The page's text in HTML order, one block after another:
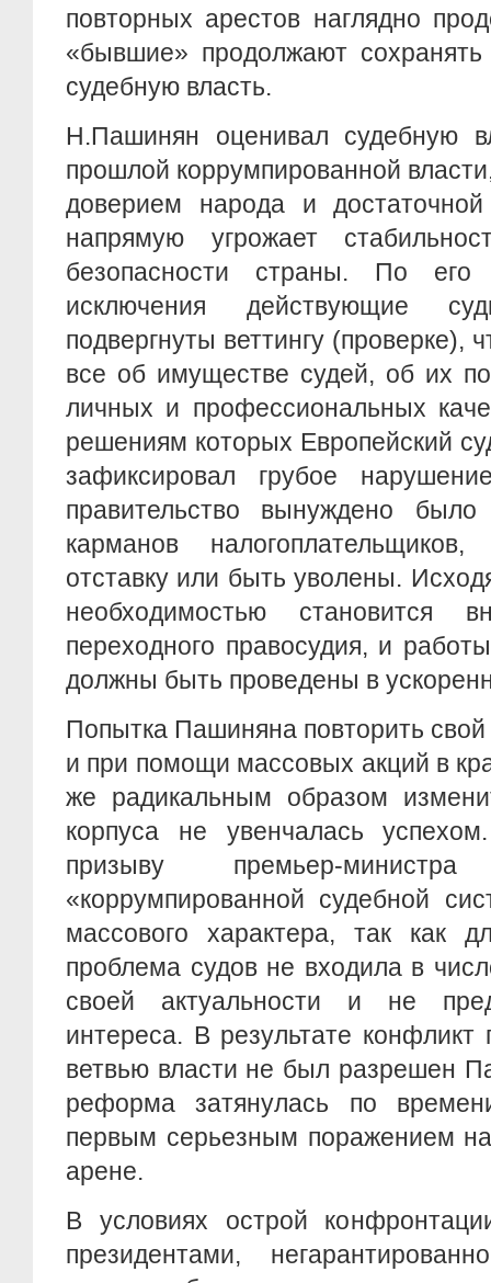
повторных арестов наглядно
«бывшие» продолжают
судебную власть.
Н.Пашинян оценивал судебную
прошлой коррумпированной
доверием народа и
напрямую угрожает
безопасности страны. По
исключения действующие
подвергнуты веттингу (проверке),
все об имуществе судей, об их
личных и профессиональных
решениям которых Европейский
зафиксировал грубое
правительство вынуждено
карманов
отставку или быть уволены.
необходимостью становится
переходного правосудия, и
должны быть проведены в
Попытка Пашиняна повторить свой
и при помощи массовых акций в
же радикальным образом
корпуса не увенчалась
призыву премьер-
«коррумпированной судебной
массового характера, так как
проблема судов не входила в
своей актуальности и не
интереса. В результате
ветвью власти не был разрешен
реформа затянулась по
первым серьезным поражением на
арене.
В условиях острой
президентами,